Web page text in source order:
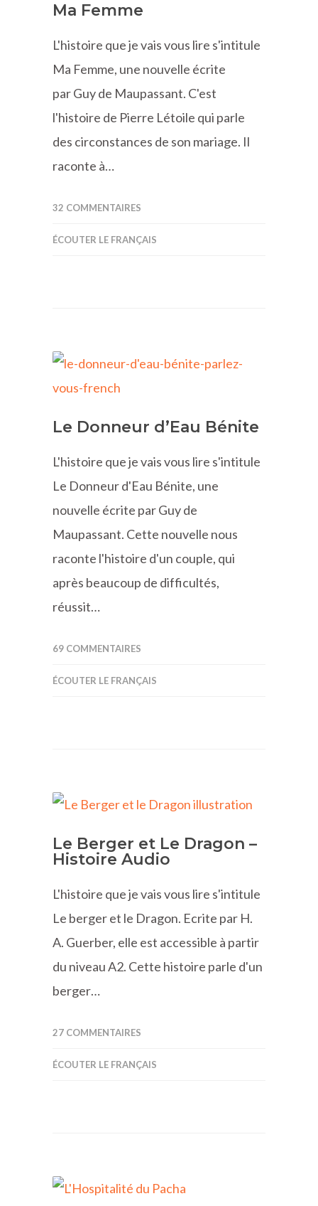
Ma Femme
L'histoire que je vais vous lire s'intitule
Ma Femme, une nouvelle écrite
par Guy de Maupassant. C'est
l'histoire de Pierre Létoile qui parle
des circonstances de son mariage. Il
raconte à…
32 COMMENTAIRES
ÉCOUTER LE FRANÇAIS
Le Donneur d’Eau Bénite
L'histoire que je vais vous lire s'intitule
Le Donneur d'Eau Bénite, une
nouvelle écrite par Guy de
Maupassant. Cette nouvelle nous
raconte l'histoire d'un couple, qui
après beaucoup de difficultés,
réussit…
69 COMMENTAIRES
ÉCOUTER LE FRANÇAIS
Le Berger et Le Dragon –
Histoire Audio
L'histoire que je vais vous lire s'intitule
Le berger et le Dragon. Ecrite par H.
A. Guerber, elle est accessible à partir
du niveau A2. Cette histoire parle d'un
berger…
27 COMMENTAIRES
ÉCOUTER LE FRANÇAIS